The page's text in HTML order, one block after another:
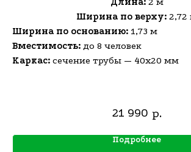
Ширина по верху: 2,72
Ширина по основанию: 1,73 м
Вместимость: до 8 человек
Каркас: сечение трубы — 40х20 мм
21 990 р.
Подробнее